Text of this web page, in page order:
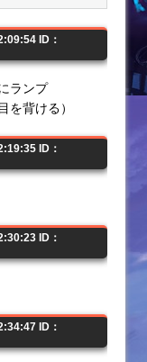
ID：
ランプ
を背ける）
ID：
ID：
ID：